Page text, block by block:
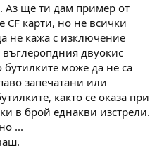
Аз ще ти дам пример от
карти, но не всички
не кажа с изключение
двуокис
може да не са
запечатани или
както се оказа при
в брой еднакви изстрели.
...